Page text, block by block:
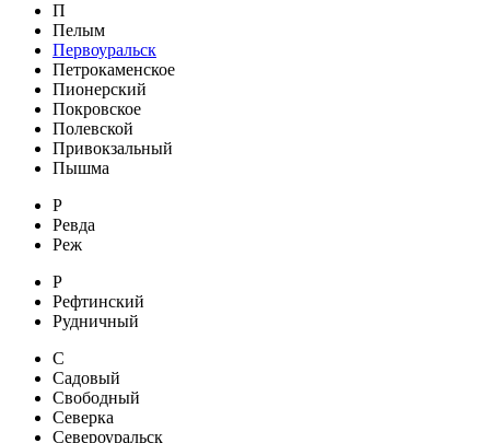
П
Пелым
Первоуральск
Петрокаменское
Пионерский
Покровское
Полевской
Привокзальный
Пышма
Р
Ревда
Реж
Р
Рефтинский
Рудничный
С
Садовый
Свободный
Северка
Североуральск